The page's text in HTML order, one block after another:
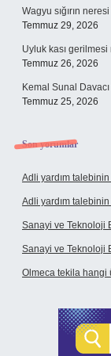
Wagyu sığırın
Temmuz 29, 2026
Uyluk kası
Temmuz 26, 2026
Kemal Sunal
Temmuz 25, 2026
Son yorumlar
Adli yardım
Adli yardım
Sanayi ve Teknoloji
Sanayi ve Teknoloji
Olmeca tekila hangi